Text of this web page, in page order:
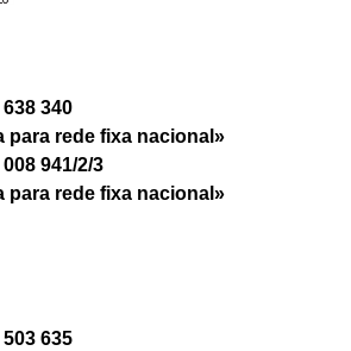
340
para rede fixa nacional»
941/2/3
para rede fixa nacional»
635